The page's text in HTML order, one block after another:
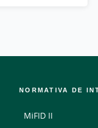
NORMATIVA DE
MiFID II